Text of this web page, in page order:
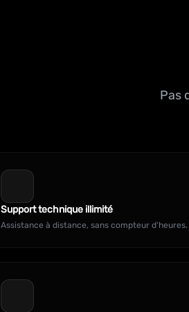
Pas
Support technique illimité
Assistance à distance, sans compteur